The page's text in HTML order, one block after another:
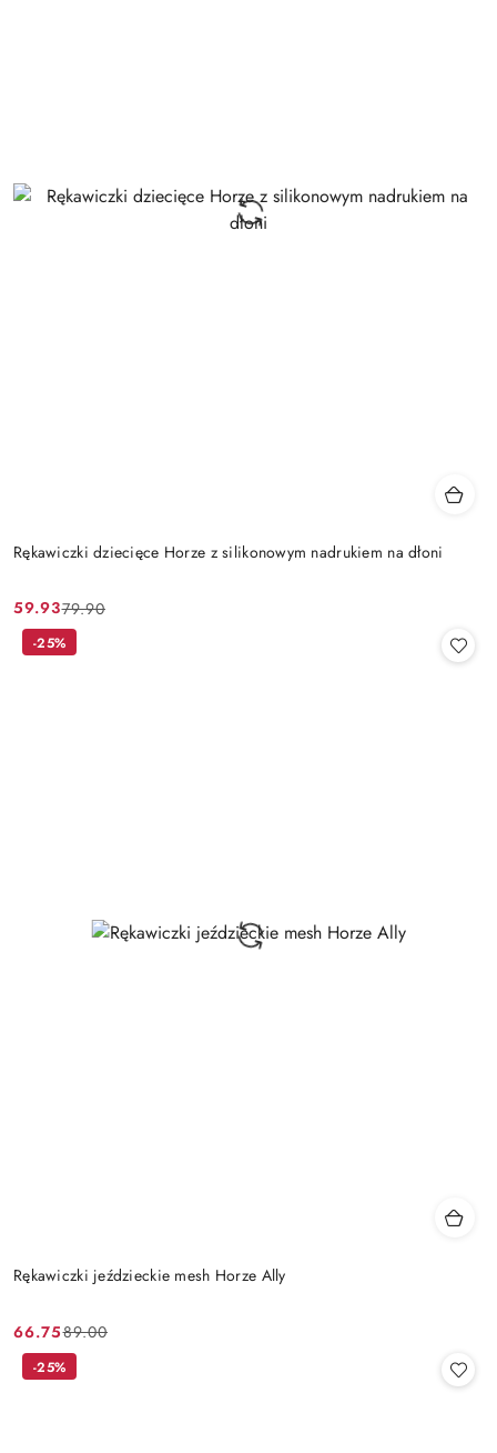
Rękawiczki dziecięce Horze z silikonowym nadrukiem na dłoni
Cena
promocyjna:
59.93
Cena
przed
79.90
Rękawiczki jeździeckie mesh Horze Ally
Cena
promocyjna:
66.75
Cena
przed
89.00
-25%
-25%